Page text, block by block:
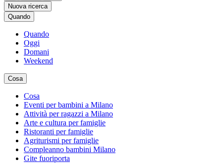
Nuova ricerca
Quando
Quando
Oggi
Domani
Weekend
Cosa
Cosa
Eventi per bambini a Milano
Attività per ragazzi a Milano
Arte e cultura per famiglie
Ristoranti per famiglie
Agriturismi per famiglie
Compleanno bambini Milano
Gite fuoriporta